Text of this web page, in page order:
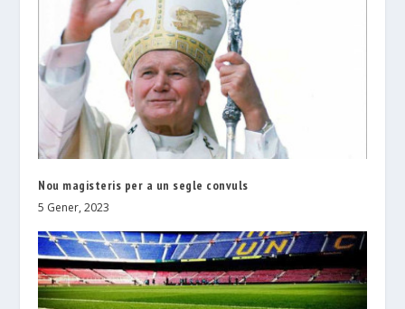
Nou magisteris per a un segle convuls
5 Gener, 2023